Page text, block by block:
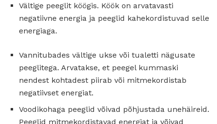
Vältige peeglit köögis. Köök on arvatavasti
negatiivne energia ja peeglid kahekordistuvad selle
energiaga.
Vannitubades vältige ukse või tualetti nägusate
peeglitega. Arvatakse, et peegel kummaski
nendest kohtadest piirab või mitmekordistab
negatiivset energiat.
Voodikohaga peeglid võivad põhjustada unehäireid.
Peeglid mitmekordistavad energiat ja võivad